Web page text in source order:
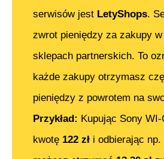
serwisów jest LetyShops.
zwrot pieniędzy za zakupy w
sklepach partnerskich. To
każde zakupy otrzymasz
pieniędzy z powrotem na
Przykład: Kupując Sony WI-
kwotę 122 zł i odbierając np.